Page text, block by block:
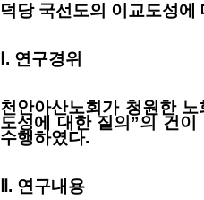
덕당 국선도의 이교도성에
Ⅰ. 연구경위
천안아산노회가 청원한
도성에 대한 질의”의 건
수행하였다.
Ⅱ. 연구내용